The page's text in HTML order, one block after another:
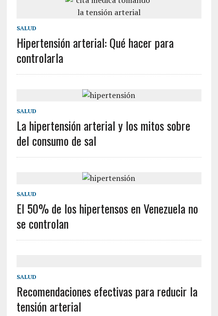
SALUD
Hipertensión arterial: Qué hacer para
controlarla
SALUD
La hipertensión arterial y los mitos sobre
del consumo de sal
SALUD
El 50% de los hipertensos en Venezuela no
se controlan
SALUD
Recomendaciones efectivas para reducir la
tensión arterial